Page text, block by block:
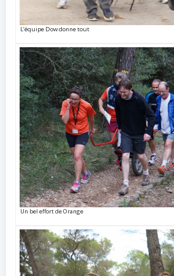
L’équipe Dow donne tout
Un bel effort de Orange